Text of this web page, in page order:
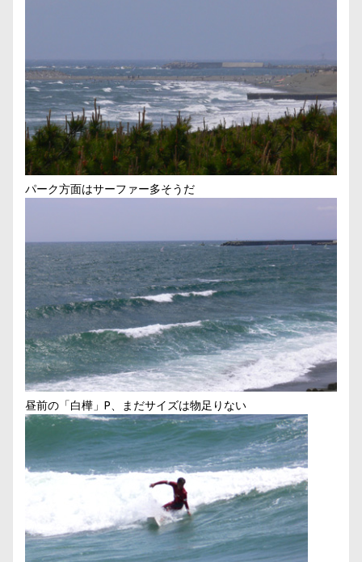
パーク方面はサーファー多そうだ
昼前の「白樺」P、まだサイズは物足りない